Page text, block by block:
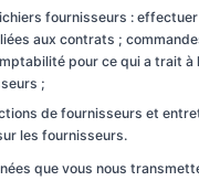
fournisseurs :
aux contrats ;
pour ce qui a trait à
;
de fournisseurs et
les fournisseurs.
que vous nous